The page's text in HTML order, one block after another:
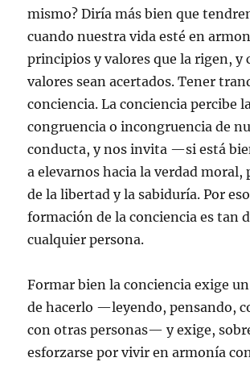
mismo? Diría más bien que
cuando nuestra vida esté en
principios y valores que la rigen, y
valores sean acertados. Tener
conciencia. La conciencia percibe
congruencia o incongruencia de
conducta, y nos invita —si está
a elevarnos hacia la verdad moral,
de la libertad y la sabiduría. Por
formación de la conciencia es tan
cualquier persona.
Formar bien la conciencia exige
de hacerlo —leyendo, pensando,
con otras personas— y exige,
esforzarse por vivir en armonía